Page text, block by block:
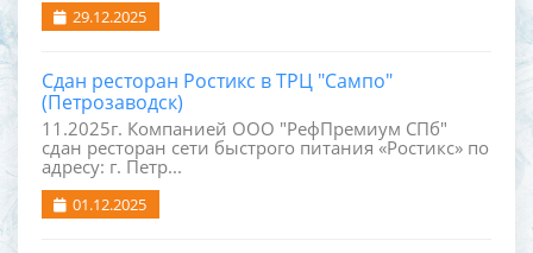
29.12.2025
Сдан ресторан Ростикс в ТРЦ "Сампо"
(Петрозаводск)
11.2025г. Компанией ООО "РефПремиум СПб"
сдан ресторан сети быстрого питания «Ростикс» по
адресу: г. Петр...
01.12.2025